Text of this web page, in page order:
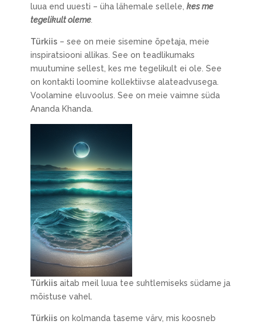
luua end uuesti – üha lähemale sellele, kes me
tegelikult oleme.
Türkiis– see on meie sisemine õpetaja, meie
inspiratsiooni allikas. See on teadlikumaks
muutumine sellest, kes me tegelikult ei ole. See
on kontakti loomine kollektiivse alateadvusega.
Voolamine eluvoolus. See on meie vaimne süda
Ananda Khanda.
Türkiisaitab meil luua tee suhtlemiseks südame ja
mõistuse vahel.
Türkiison kolmanda taseme värv, mis koosneb